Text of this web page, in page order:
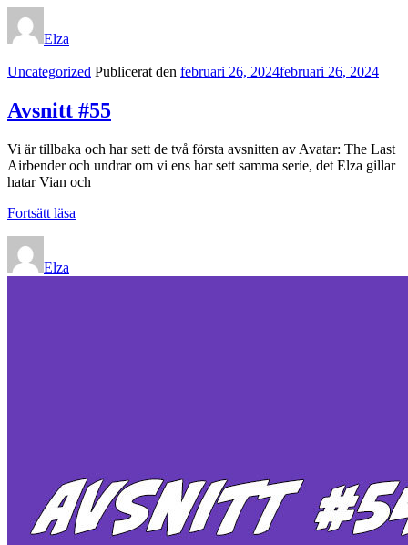
Elza
Kategorilänkar
Uncategorized Publicerat den februari 26, 2024februari 26, 2024
Avsnitt #55
Vi är tillbaka och har sett de två första avsnitten av Avatar: The Last
Airbender och undrar om vi ens har sett samma serie, det Elza gillar
hatar Vian och
Fortsätt läsa
Elza